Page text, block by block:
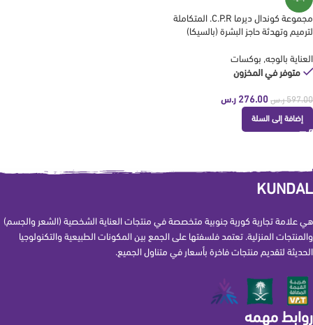
مجموعة كوندال ديرما C.P.R. المتكاملة
لترميم وتهدئة حاجز البشرة (بالسيكا)
العناية بالوجه, بوكسات
متوفر في المخزون
597.00 ر.س 276.00 ر.س
إضافة إلى السلة
KUNDAL
هي علامة تجارية كورية جنوبية متخصصة في منتجات العناية الشخصية (الشعر والجسم)
والمنتجات المنزلية. تعتمد فلسفتها على الجمع بين المكونات الطبيعية والتكنولوجيا
الحديثة لتقديم منتجات فاخرة بأسعار في متناول الجميع.
روابط مهمه